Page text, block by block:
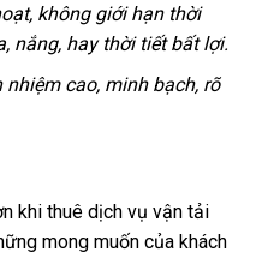
không giới hạn thời
nắng, hay thời tiết bất lợi.
cao, minh bạch, rõ
khi thuê dịch vụ vận tải
mong muốn của khách